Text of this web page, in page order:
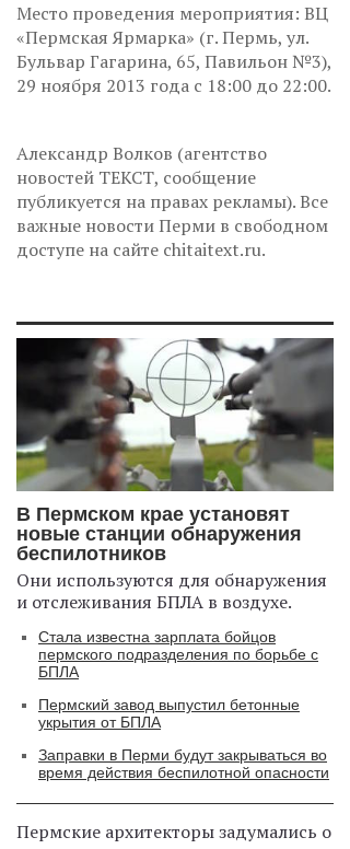
Место проведения мероприятия: ВЦ
«Пермская Ярмарка» (г. Пермь, ул.
Бульвар Гагарина, 65, Павильон №3),
29 ноября 2013 года с 18:00 до 22:00.
Александр Волков (агентство
новостей ТЕКСТ, сообщение
публикуется на правах рекламы). Все
важные новости Перми в свободном
доступе на сайте chitaitext.ru.
В Пермском крае установят
новые станции обнаружения
беспилотников
Они используются для обнаружения
и отслеживания БПЛА в воздухе.
Стала известна зарплата бойцов
пермского подразделения по борьбе с
БПЛА
Пермский завод выпустил бетонные
укрытия от БПЛА
Заправки в Перми будут закрываться во
время действия беспилотной опасности
Пермские архитекторы задумались о